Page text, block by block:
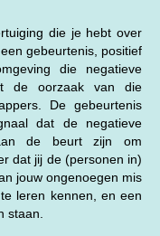
die je hebt over
gebeurtenis, positief
die negatieve
de oorzaak van die
De gebeurtenis
dat de negatieve
de beurt zijn om
dat jij de (personen in)
jouw ongenoegen mis
leren kennen, en een
staan.